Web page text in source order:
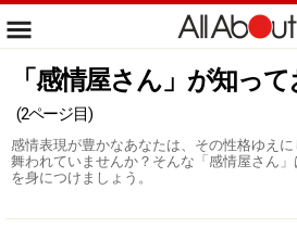
「感情屋さん」が知っ
(2ページ目)
感情表現が豊かなあなたは、その性格ゆえ
舞われていませんか？そんな「感情屋さん
を身につけましょう。